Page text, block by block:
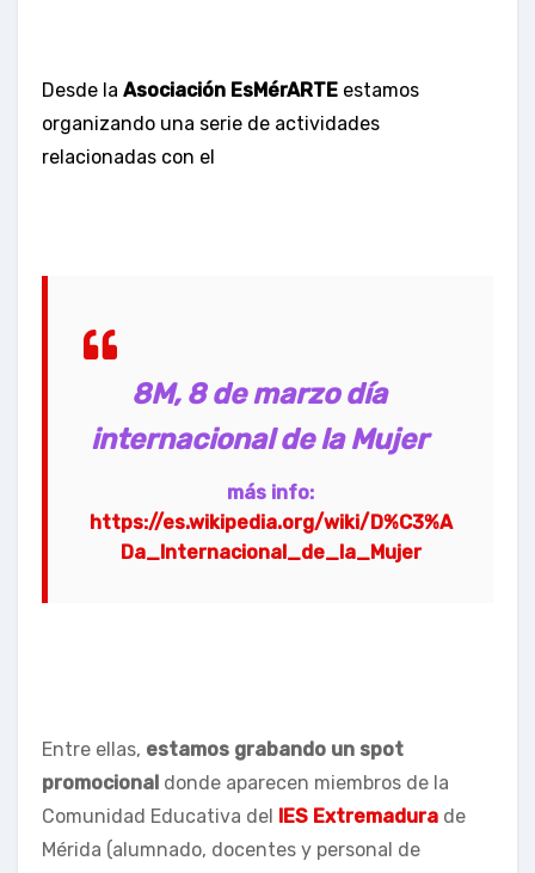
Desde la Asociación EsMérARTE estamos
organizando una serie de actividades
relacionadas con el
8M, 8 de marzo día
internacional de la Mujer
más info:
https://es.wikipedia.org/wiki/D%C3%A
Da_Internacional_de_la_Mujer
Entre ellas, estamos grabando un spot
promocional donde aparecen miembros de la
Comunidad Educativa del IES Extremadura de
Mérida (alumnado, docentes y personal de